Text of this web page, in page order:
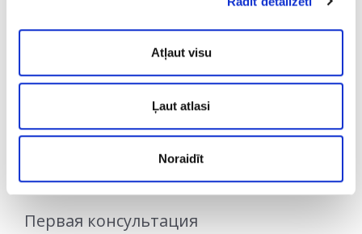
Atļaut visu
Ļaut atlasi
Noraidīt
предрасположенности и метаболических
проблем, с хорошими показателями
здоровья. | В основном для понимания,
скачки уровня сахара. |
КОНСУЛЬТАЦИИ СПЕЦИАЛИСТОВ ПО
НЕПРЕРЫВНОМУ МОНИТОРИНГУ ГЛЮКОЗЫ
Первая консультация